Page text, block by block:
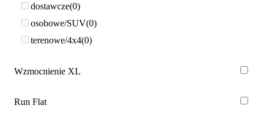
dostawcze 0
osobowe/SUV 0
terenowe/4x4 0
Wzmocnienie XL
Run Flat